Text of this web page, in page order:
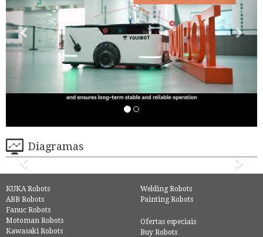
Diagramas
KUKA Robots
ABB Robots
Fanuc Robots
Motoman Robots
Kawasaki Robots
Welding Robots
Painting Robots
Ofertas especiais
Buy Robots